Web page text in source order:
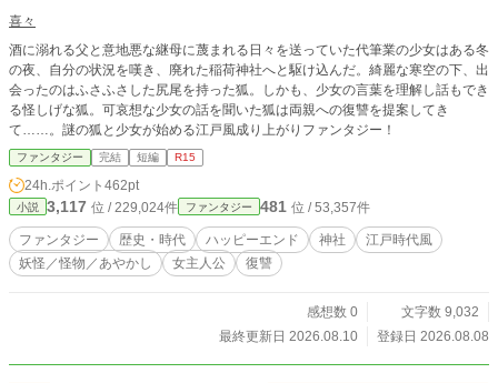
った。
喜々
酒に溺れる父と意地悪な継母に蔑まれる日々を送っていた代筆業の少女はある冬
の夜、自分の状況を嘆き、廃れた稲荷神社へと駆け込んだ。綺麗な寒空の下、出
会ったのはふさふさした尻尾を持った狐。しかも、少女の言葉を理解し話もでき
る怪しげな狐。可哀想な少女の話を聞いた狐は両親への復讐を提案してき
て……。謎の狐と少女が始める江戸風成り上がりファンタジー！
ファンタジー 完結 短編 R15
24h.ポイント 462pt
小説 3,117 位 / 229,024件 ファンタジー 481 位 / 53,357件
ファンタジー 歴史・時代 ハッピーエンド 神社
江戸時代風
妖怪／怪物／あやかし
女主人公 復讐
感想数 0
文字数 9,032
最終更新日 2026.08.10
登録日 2026.08.08